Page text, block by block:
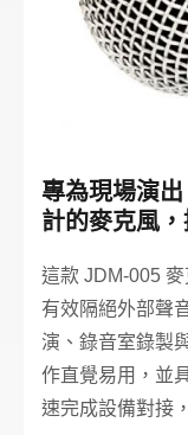
專為現場演
計的麥克風
這款 JDM-005
有效隔絕外部聲
演、錄音室錄製
作直覺易用，並
速完成設備對接